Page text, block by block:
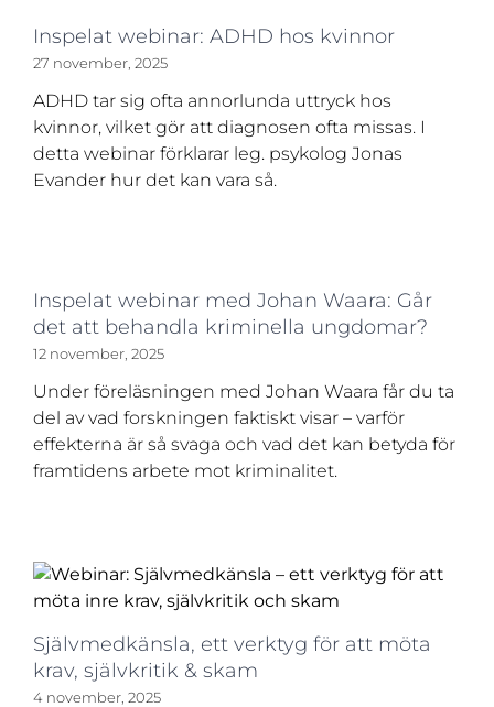
Inspelat webinar: ADHD hos kvinnor
27 november, 2025
ADHD tar sig ofta annorlunda uttryck hos
kvinnor, vilket gör att diagnosen ofta missas. I
detta webinar förklarar leg. psykolog Jonas
Evander hur det kan vara så.
Inspelat webinar med Johan Waara: Går
det att behandla kriminella ungdomar?
12 november, 2025
Under föreläsningen med Johan Waara får du ta
del av vad forskningen faktiskt visar – varför
effekterna är så svaga och vad det kan betyda för
framtidens arbete mot kriminalitet.
Självmedkänsla, ett verktyg för att möta
krav, självkritik & skam
4 november, 2025